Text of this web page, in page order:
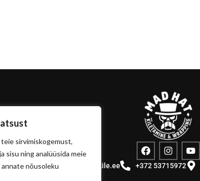
sirvimiskogemust,
sisu ning analüüsida meie
nõusolekuinfo@sisustuskile.ee +372 53715972